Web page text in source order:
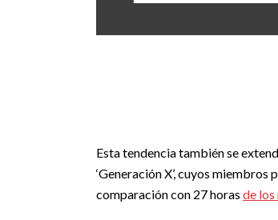
Esta tendencia también se
‘Generación X’, cuyos
comparación con 27 horas de los